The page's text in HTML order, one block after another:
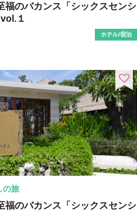
福のバカンス「シックスセンシ
１
ホテル/宿泊
の旅
福のバカンス「シックスセンシ